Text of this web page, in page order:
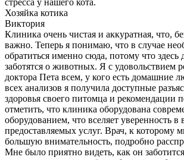
Хозяйка котика
Виктория
Клиника очень чистая и аккуратная, что,
важно. Теперь я понимаю, что в случае
обратиться именно сюда, потому что здесь
заботятся о животных. Я с удовольствием
доктора Пета всем, у кого есть домашние
всех анализов я получила доступные
здоровья своего питомца и рекомендации
отметить, что клиника оборудована
оборудованием, что вселяет уверенность в
предоставляемых услуг. Врач, к которому
большую внимательность, подробно
Мне было приятно видеть, как он